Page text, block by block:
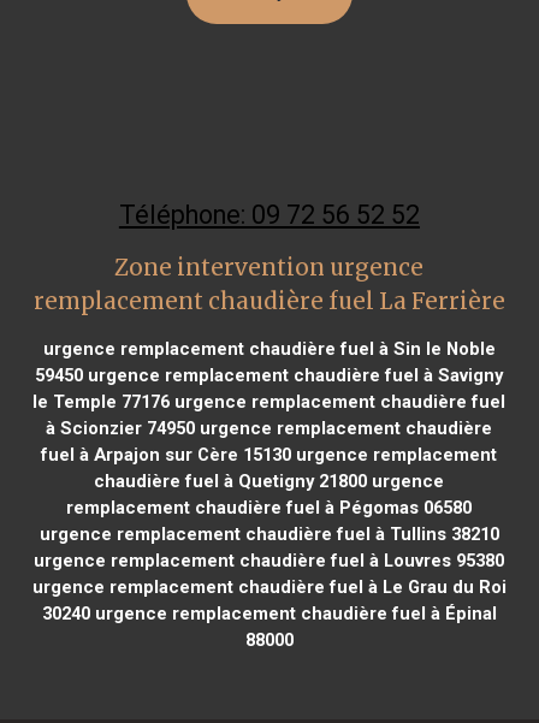
Téléphone: 09 72 56 52 52
Zone intervention urgence
remplacement chaudière fuel La Ferrière
urgence remplacement chaudière fuel à Sin le Noble
59450 urgence remplacement chaudière fuel à Savigny
le Temple 77176 urgence remplacement chaudière fuel
à Scionzier 74950 urgence remplacement chaudière
fuel à Arpajon sur Cère 15130 urgence remplacement
chaudière fuel à Quetigny 21800 urgence
remplacement chaudière fuel à Pégomas 06580
urgence remplacement chaudière fuel à Tullins 38210
urgence remplacement chaudière fuel à Louvres 95380
urgence remplacement chaudière fuel à Le Grau du Roi
30240urgence remplacement chaudière fuel à Épinal
88000